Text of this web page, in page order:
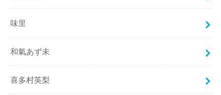
味里
和氣あず未
喜多村英梨